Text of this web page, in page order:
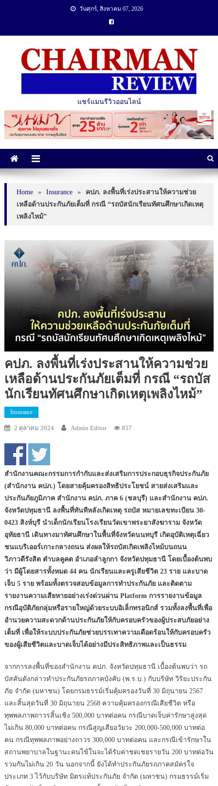
วันศุกร์, สิงหาคม 07, 2026
แชร์แมนรีวิวออนไลน์
Home » Insurance »
คปภ. ลงพื้นที่เร่งประสานให้ความช่วย
เหลือด้านประกันภัยเต็มที่ กรณี “รถบัสนักเรียนทัศนศึกษาเกิดเหตุ
เพลิงไหม้”
คปภ. ลงพื้นที่เร่งประสานให้ความช่วย
เหลือด้านประกันภัยเต็มที่ กรณี “รถบัส
นักเรียนทัศนศึกษาเกิดเหตุเพลิงไหม้”
Insurance
2 ตุลาคม 2024 Admin Editor 857
สำนักงานคณะกรรมการกำกับและส่งเสริมการประกอบธุรกิจประกันภัย
(สำนักงาน คปภ.) โดยสายคุ้มครองสิทธิประโยชน์ สายส่งเสริมและ
ประกันภัยภูมิภาค สำนักงาน คปภ. ภาค 6 (ชลบุรี) และสำนักงาน คปภ.
จังหวัดปทุมธานี ลงพื้นที่ทันทีหลังเกิดเหตุ รถบัส หมายเลขทะเบียน 30-
0423 สิงห์บุรี นำเด็กนักเรียนโรงเรียนวัดเขาพระยาสังฆาราม จังหวัด
อุทัยธานี เดินทางมาทัศนศึกษาในพื้นที่จังหวัดนนทบุรี เกิดอุบัติเหตุเฉี่ยว
ชนแบริเออร์เกาะกลางถนน ส่งผลให้รถบัสเกิดเพลิงไหม้บนถนน
วิภาวดีรังสิต ตำบลคูคต อำเภอลำลูกกา จังหวัดปทุมธานี โดยเบื้องต้นพบ
ว่า มีผู้โดยสารทั้งหมด 44 คน นักเรียนและครูเสียชีวิต 23 ราย และบาด
เจ็บ 5 ราย พร้อมทั้งตรวจสอบข้อมูลการทำประกันภัย และติดตาม
รายงานความเสียหายอย่างเร่งด่วนผ่าน Platform การรายงานข้อมูล
กรณีอุบัติภัยกลุ่มหรือรายใหญ่ด้วยระบบอิเล็กทรอนิกส์ รวมทั้งลงพื้นที่เพื่อ
อำนวยความสะดวกด้านประกันภัยให้กับครอบครัวของผู้ประสบภัยอย่าง
เต็มที่ เพื่อให้ระบบประกันภัยช่วยบรรเทาความเดือดร้อนให้กับครอบครัว
ของผู้เสียชีวิตและบาดเจ็บได้อย่างมีประสิทธิภาพและเป็นธรรม
จากการลงพื้นที่ของสำนักงาน คปภ. จังหวัดปทุมธานี เบื้องต้นพบว่า รถ
บัสคันดังกล่าวทำประกันภัยรถภาคบังคับ (พ.ร.บ.) กับบริษัท วิริยะประกัน
ภัย จำกัด (มหาชน) โดยกรมธรรม์เริ่มคุ้มครองวันที่ 30 มิถุนายน 2567
และสิ้นสุดวันที่ 30 มิถุนายน 2568 ความคุ้มครองกรณีเสียชีวิต หรือ
ทุพพลภาพถาวรสิ้นเชิง 500,000 บาทต่อคน กรณีบาดเจ็บค่ารักษาสูงสุด
ไม่เกิน 80,000 บาทต่อคน กรณีสูญเสียอวัยวะ 200,000-500,000 บาทต่อ
คน กรณีทุพพลภาพอย่างถาวร 300,000 บาทต่อคน และกรณีเข้ารักษาใน
สถานพยาบาลในฐานะคนไข้ในจะได้รับค่าชดเชยรายวัน 200 บาทต่อวัน
รวมกันไม่เกิน 20 วัน นอกจากนี้ ยังได้ทำประกันภัยรถภาคสมัครใจ
ประเภท 3 ไว้กับบริษัท มิตรแท้ประกันภัย จำกัด (มหาชน) กรมธรรม์เริ่ม